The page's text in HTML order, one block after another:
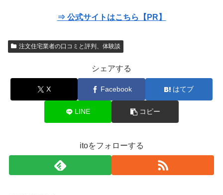
⇒ 公式サイトはこちら【PR】
注文住宅業者の口コミと評判、体験談
シェアする
X Facebook はてブ
LINE コピー
itoをフォローする